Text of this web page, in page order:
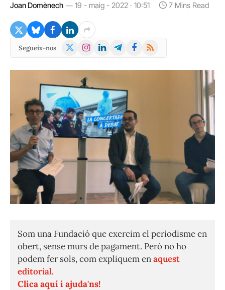
Joan Domènech 19 - maig - 2022 · 10:51 7 Mins Read
Segueix-nos
X
Instagram
LinkedInTelegramFacebook
RSS
Som una Fundació que exercim el periodisme en
obert, sense murs de pagament. Però no ho
podem fer sols, com expliquem enaquest
editorial.
Clica aquí i ajuda'ns!